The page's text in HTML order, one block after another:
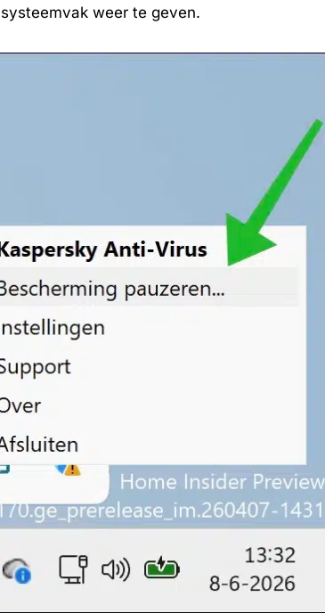
weer te geven.